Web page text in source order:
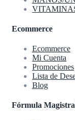
Ecommerce
Ecommerce
Mi Cuenta
Promociones
Lista de
Blog
Fórmula